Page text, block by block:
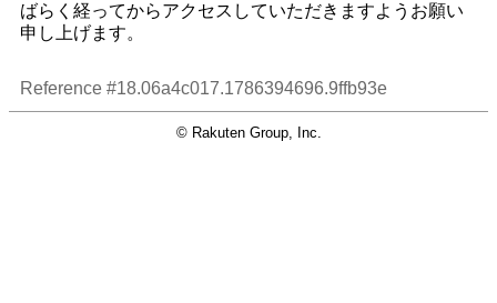
ばらく経ってからアクセスしていただきますようお願い
申し上げます。
Reference #18.06a4c017.1786394696.9ffb93e
© Rakuten Group, Inc.